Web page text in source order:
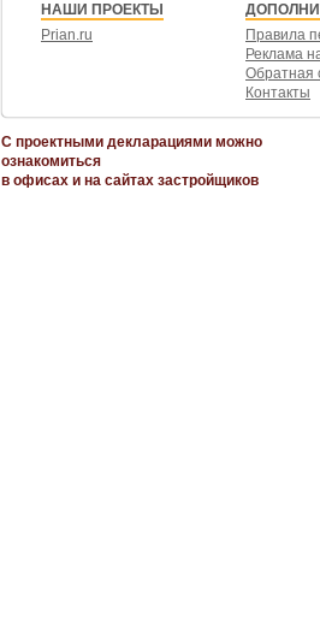
НАШИ ПРОЕКТЫ
Prian.ru
Правила
Реклама
Обратная
Контакты
С проектными декларациями можно
ознакомиться
в офисах и на сайтах застройщиков